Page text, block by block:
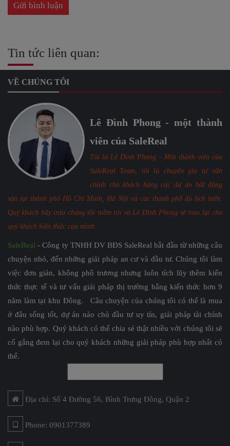
Tin tức liên quan:
VỀ CHÚNG TÔI
Lê Đình Phong - một thành
viên của SaleReal
Tôi là Lê Đình Phong - Một thành viên của
SaleReal Team, tôi là chuyên gia tư vấn
chính cho khách hàng các dự án bất động
sản tại thành phố Hồ Chí Minh, Hà Nội và các thành phố du lịch biển.
Quý khách hãy trao chúng tôi niềm tin và Lê Đình Phong sẽ trao lại cho
quý khách kiến thức của mình.
SaleReal - Công ty TNHH DV BĐS SaleReal bắt đầu từ những câu
chuyện nhỏ, đến những giải pháp an cư và đầu tư. Chúng tôi làm
việc đơn giản, không phô trương nhưng luôn tích lũy thêm kiến
thức thực tế và tư vấn giải pháp thị trường bằng kiến thức hơn 9
năm làm tại khu Đông. Câu chuyện của chúng tôi có thể là mua
ở đâu sống tốt, dự án nào chủ đầu tư uy tín, giải pháp tài chính
nào phù hợp. Quý khách có thể chia sẻ thật nhiều với chúng tôi sẽ
cố gắng đem lại cho quý khách những giải pháp phù hợp nhất có
thể.
Địa chỉ: Số 4 Đường 56, Bình Trưng Đông, Quận 2
Phone: 0901377389